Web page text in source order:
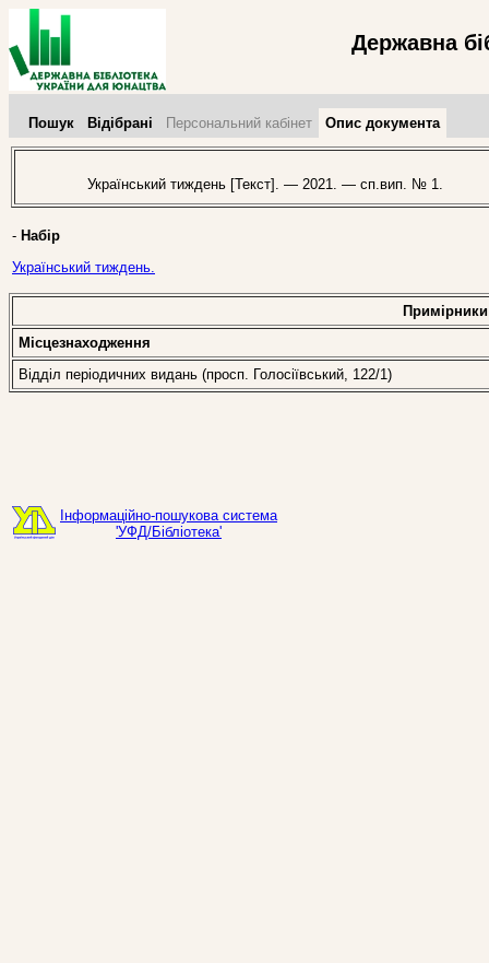
Державна
Пошук Відібрані Персональний кабінет Опис документа
Український тиждень [Текст]. — 2021. — сп.вип. № 1.
- Набір
Український тиждень.
Примірники
Місцезнаходження
Відділ періодичних видань (просп. Голосіївський, 122/1)
Інформаційно-пошукова система
'УФД/Бібліотека'